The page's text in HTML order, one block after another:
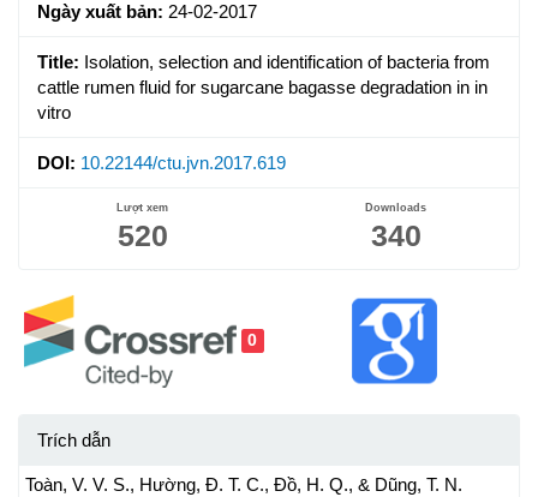
Ngày xuất bản: 24-02-2017
Title: Isolation, selection and identification of bacteria from
cattle rumen fluid for sugarcane bagasse degradation in in
vitro
DOI: 10.22144/ctu.jvn.2017.619
Lượt xem
520
Downloads
340
0
Trích dẫn
Toàn, V. V. S., Hường, Đ. T. C., Đồ, H. Q., & Dũng, T. N.